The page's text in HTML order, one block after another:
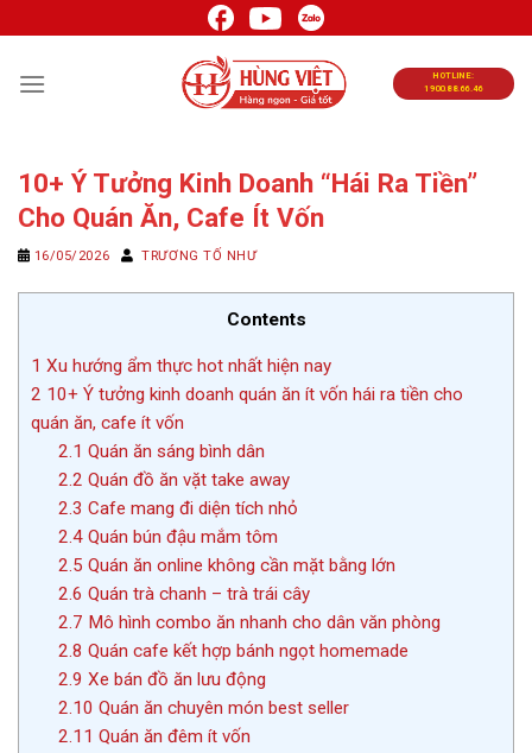
đến
nội
HOTLINE:
1900.88.66.46
10+ Ý Tưởng Kinh Doanh “Hái Ra Tiền”
Cho Quán Ăn, Cafe Ít Vốn
16/05/2026 TRƯƠNG TỐ NHƯ
Contents
1 Xu hướng ẩm thực hot nhất hiện nay
2 10+ Ý tưởng kinh doanh quán ăn ít vốn hái ra tiền cho
quán ăn, cafe ít vốn
2.1 Quán ăn sáng bình dân
2.2 Quán đồ ăn vặt take away
2.3 Cafe mang đi diện tích nhỏ
2.4Quán bún đậu mắm tôm
2.5 Quán ăn online không cần mặt bằng lớn
2.6 Quán trà chanh – trà trái cây
2.7 Mô hình combo ăn nhanh cho dân văn phòng
2.8 Quán cafe kết hợp bánh ngọt homemade
2.9 Xe bán đồ ăn lưu động
2.10 Quán ăn chuyên món best seller
2.11 Quán ăn đêm ít vốn